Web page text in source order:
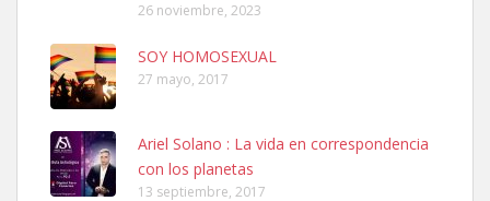
Ninfa perdida
El día 5 se los perdió una ninfa papillera, asustada tiene miedo a la
26 noviembre, 2023
SOY HOMOSEXUAL
27 mayo, 2017
Ariel Solano : La vida en correspondencia
con los planetas
13 septiembre, 2017